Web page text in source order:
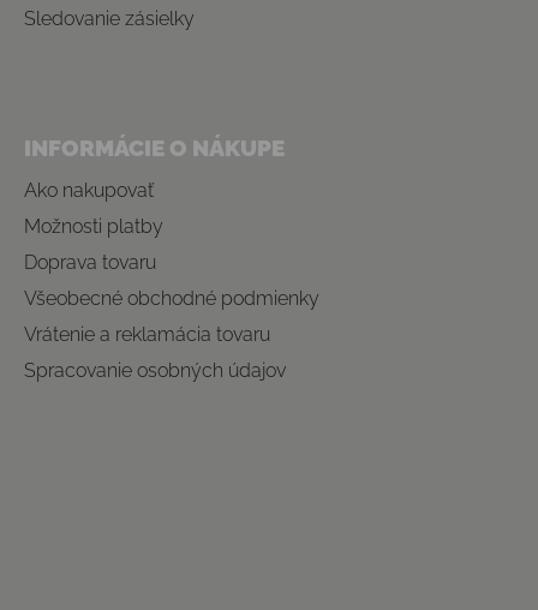
Sledovanie zásielky
INFORMÁCIE O NÁKUPE
Ako nakupovať
Možnosti platby
Doprava tovaru
Všeobecné obchodné podmienky
Vrátenie a reklamácia tovaru
Spracovanie osobných údajov